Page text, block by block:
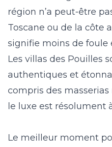
région n’a peut-être
Toscane ou de la côte
signifie moins de foule
Les villas des Pouilles
authentiques et
compris des masserias
le luxe est résolument
Le meilleur moment